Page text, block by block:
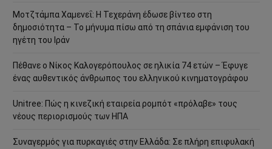
Μοτζτάμπα Χαμενεΐ: Η Τεχεράνη έδωσε βίντεο στη
δημοσιότητα – Το μήνυμα πίσω από τη σπάνια εμφάνιση του
ηγέτη του Ιράν
Πέθανε ο Νίκος Καλογερόπουλος σε ηλικία 74 ετών – Έφυγε
ένας αυθεντικός άνθρωπος του ελληνικού κινηματογράφου
Unitree: Πώς η κινεζική εταιρεία ρομπότ «πρόλαβε» τους
νέους περιορισμούς των ΗΠΑ
Συναγερμός για πυρκαγιές στην Ελλάδα: Σε πλήρη επιφυλακή